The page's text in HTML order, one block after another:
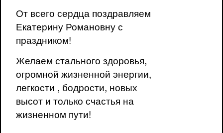
От всего сердца поздравляем
Екатерину Романовну с
праздником!
Желаем стального здоровья,
огромной жизненной энергии,
легкости , бодрости, новых
высот и только счастья на
жизненном пути!